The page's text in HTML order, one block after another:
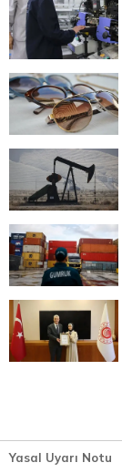
Yasal Uyarı Notu